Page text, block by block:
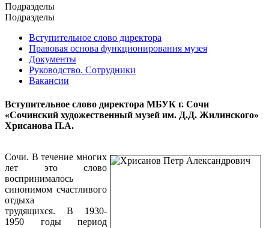
Подразделы
Подразделы
Вступительное слово директора
Правовая основа функционирования музея
Документы
Руководство. Сотрудники
Вакансии
Вступительное слово директора МБУК г. Сочи
«Сочинский художественный музей им. Д.Д. Жилинского»
Хрисанова П.А.
Сочи. В течение многих
лет это слово
воспринималось
синонимом счастливого
отдыха
трудящихся. В 1930-
1950 годы период